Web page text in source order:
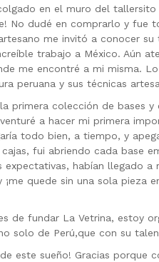
en el muro del tallersito
No dudé en comprarlo y fue
me invitó a conocer
trabajo a México. Aún
me encontré a mi misma.
peruana y sus técnicas
primera colección de bases
a hacer mi primera
todo bien, a tiempo, y
fui abriendo cada base
expectativas, habían llegado a
¡me quede sin una sola pieza
de fundar La Vetrina, estoy
solo de Perú,que con su
este sueño! Gracias